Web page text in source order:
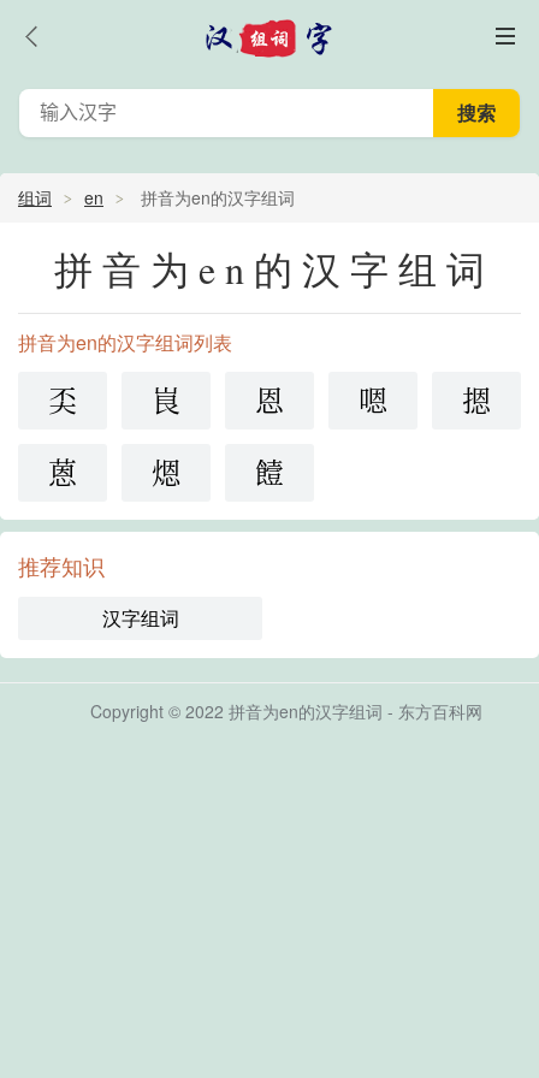
组词 en 拼音为en的汉字组词
拼音为en的汉字组词
拼音为en的汉字组词列表
奀 峎 恩 嗯
摁
蒽
煾 饐
推荐知识
汉字组词
Copyright © 2022 拼音为en的汉字组词 - 东方百科网